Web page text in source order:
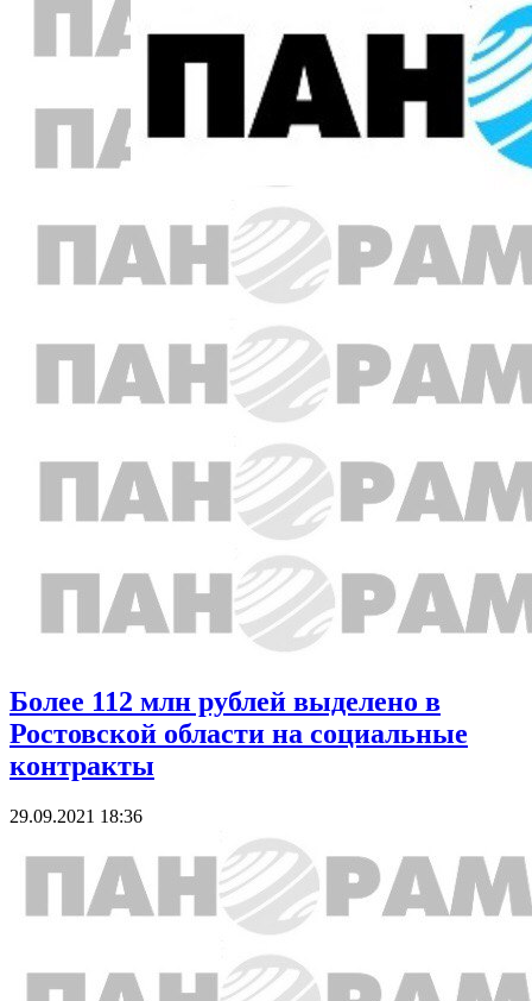
Более 112 млн рублей выделено в
Ростовской области на социальные
контракты
29.09.2021 18:36